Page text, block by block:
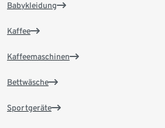
Babykleidung
Kaffee
Kaffeemaschinen
Bettwäsche
Sportgeräte